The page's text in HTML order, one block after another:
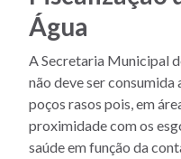
Água
A Secretaria Municipal
não deve ser
poços rasos pois, em
proximidade com os
saúde em função da